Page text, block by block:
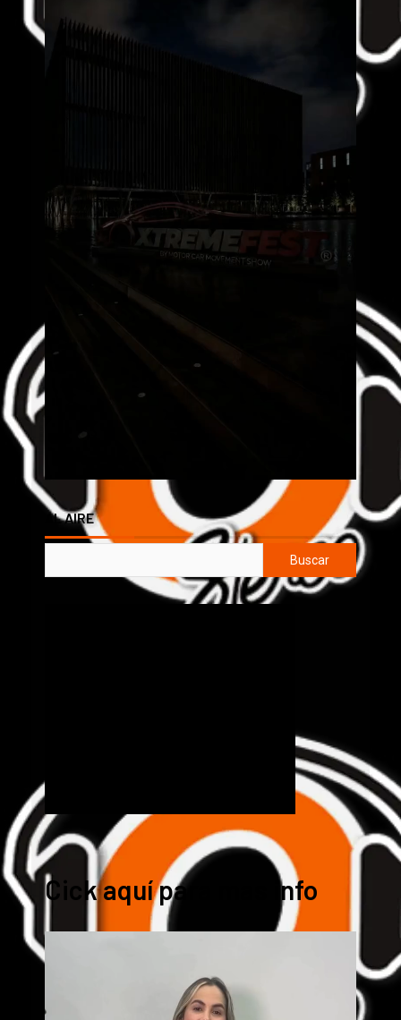
AL AIRE
Buscar
Cick aquí para mas info